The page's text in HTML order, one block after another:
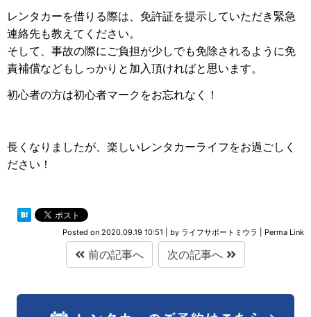
レンタカーを借りる際は、免許証を提示していただき緊急
連絡先も教えてください。
そして、事故の際にご負担が少しでも免除されるように免
責補償などもしっかりと加入頂ければと思います。
初心者の方は初心者マークをお忘れなく！
長くなりましたが、楽しいレンタカーライフをお過ごしく
ださい！
Posted on 2020.09.19 10:51 by ライフサポートミウラ Perma Link
前の記事へ 次の記事へ